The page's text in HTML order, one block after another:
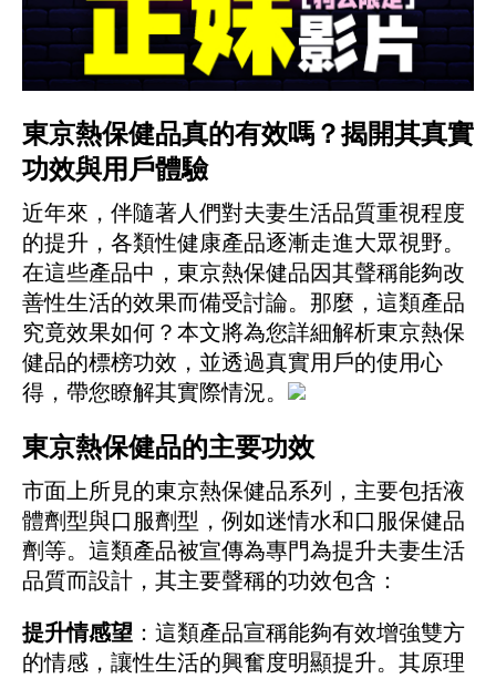
東京熱保健品真的有效嗎？揭開其真實
功效與用戶體驗
近年來，伴隨著人們對夫妻生活品質重視程度
的提升，各類性健康產品逐漸走進大眾視野。
在這些產品中，東京熱保健品因其聲稱能夠改
善性生活的效果而備受討論。那麼，這類產品
究竟效果如何？本文將為您詳細解析東京熱保
健品的標榜功效，並透過真實用戶的使用心
得，帶您瞭解其實際情況。
東京熱保健品的主要功效
市面上所見的東京熱保健品系列，主要包括液
體劑型與口服劑型，例如迷情水和口服保健品
劑等。這類產品被宣傳為專門為提升夫妻生活
品質而設計，其主要聲稱的功效包含：
提升情感望 ：這類產品宣稱能夠有效增強雙方
的情感，讓性生活的興奮度明顯提升。其原理